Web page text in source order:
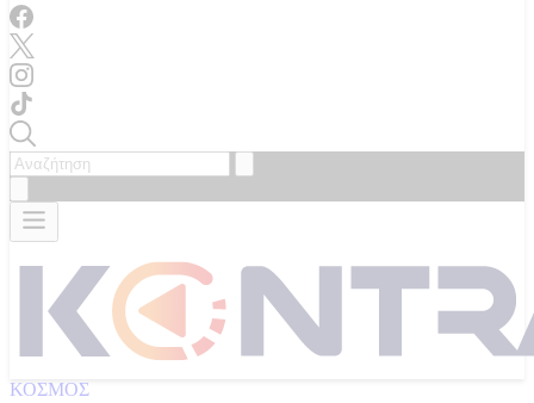
ΚΟΣΜΟΣ